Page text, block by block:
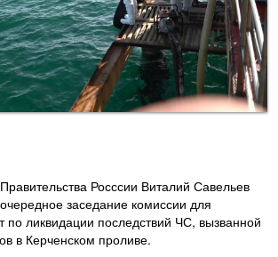
Росссии Виталий Савельев
заседание комиссии для
по ликвидации последствий ЧС, вызванной
в Керченском проливе.